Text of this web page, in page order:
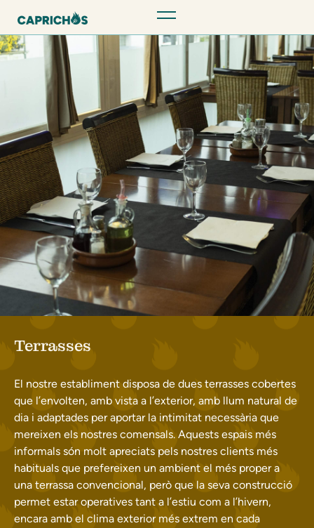
Terrasses
El nostre establiment disposa de dues terrasses cobertes
que l’envolten, amb vista a l’exterior, amb llum natural de
dia i adaptades per aportar la intimitat necessària que
mereixen els nostres comensals. Aquests espais més
informals són molt apreciats pels nostres clients més
habituals que prefereixen un ambient el més proper a
una terrassa convencional, però que la seva construcció
permet estar operatives tant a l’estiu com a l’hivern,
encara amb el clima exterior més extrem en cada